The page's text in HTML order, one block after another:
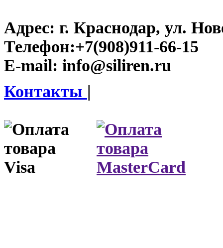
Адрес: г. Краснодар, ул.
Телефон:+7(908)911-66-15
E-mail: info@siliren.ru
Контакты |